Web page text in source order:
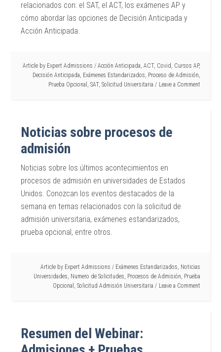
relacionados con: el SAT, el ACT, los exámenes AP y
cómo abordar las opciones de Decisión Anticipada y
Acción Anticipada.
Article by Expert Admissions / Acción Anticipada, ACT, Covid, Cursos AP,
Decisión Anticipada, Exámenes Estandarizados, Proceso de Admisión,
Prueba Opcional , SAT, Solicitud Universitaria Leave a Comment
Noticias sobre procesos de
admisión
Noticias sobre los últimos acontecimientos en
procesos de admisión en universidades de Estados
Unidos. Conozcan los eventos destacados de la
semana en temas relacionados con la solicitud de
admisión universitaria, exámenes estandarizados,
prueba opcional, entre otros.
Article by Expert Admissions / Exámenes Estandarizados, Noticias
Universidades, Numero de Solicitudes, Procesos de Admisión, Prueba
Opcional , Solicitud Admisión Universitaria Leave a Comment
Resumen del Webinar: